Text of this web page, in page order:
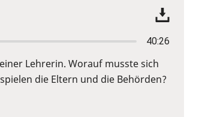
40:26
Lehrerin. Worauf musste sich
die Eltern und die Behörden?